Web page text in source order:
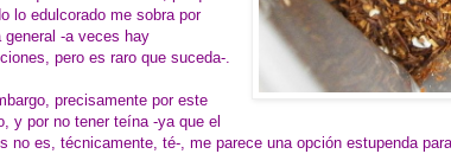
lo edulcorado me sobra por
general -a veces hay
pero es raro que suceda-.
precisamente por este
y por no tener teína -ya que el
no es, técnicamente, té-, me parece una opción estupenda